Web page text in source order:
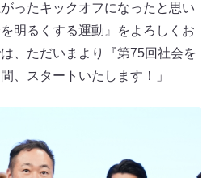
ったキックオフになったと思い
明るくする運動』をよろしくお
、ただいまより『第75回社会を
、スタートいたします！」